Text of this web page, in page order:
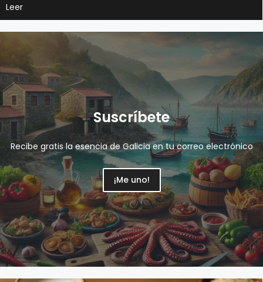
Leer
Suscríbete
Recibe gratis la esencia de Galicia en tu correo electrónico
¡Me uno!